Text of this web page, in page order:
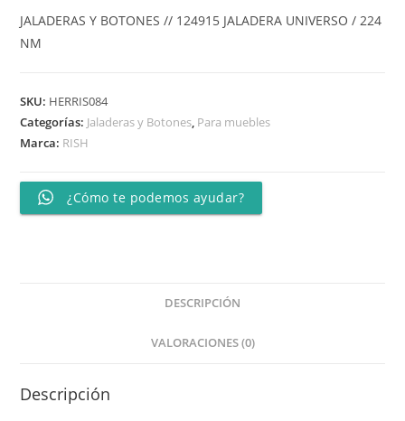
JALADERAS Y BOTONES // 124915 JALADERA UNIVERSO / 224
NM
SKU: HERRIS084
Categorías: Jaladeras y Botones, Para muebles
Marca: RISH
¿Cómo te podemos ayudar?
DESCRIPCIÓN
VALORACIONES (0)
Descripción